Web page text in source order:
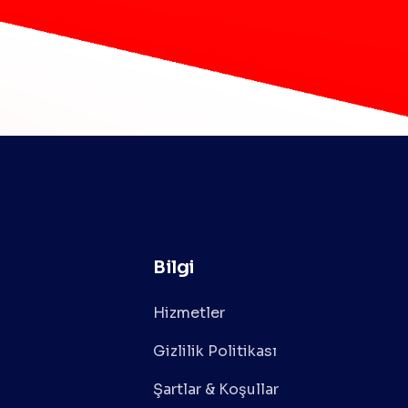
Bilgi
Hizmetler
Gizlilik Politikası
Şartlar & Koşullar